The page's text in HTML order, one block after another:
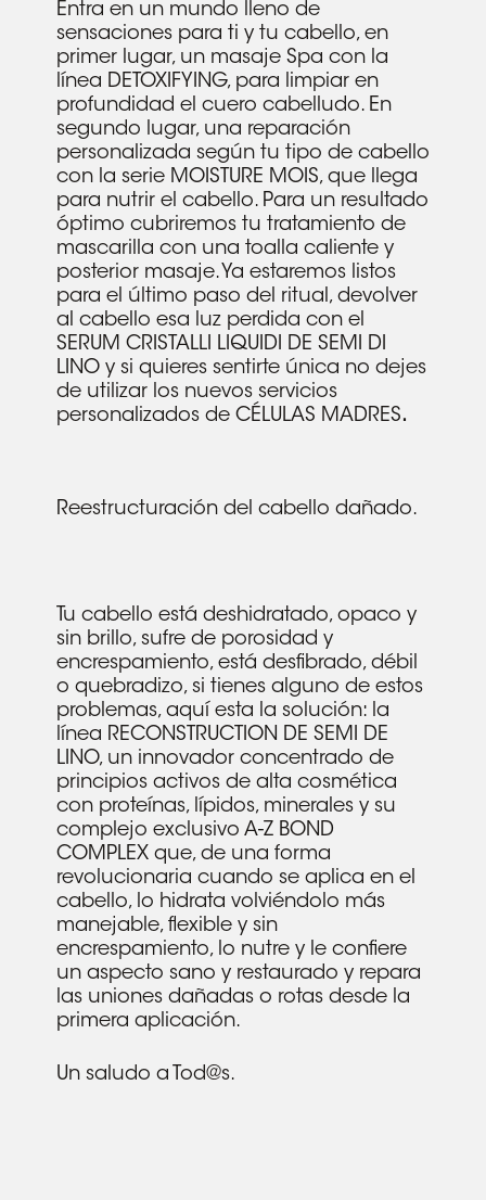
No hay productos en el carrito.
Go To Shop
Entra en un mundo lleno de
sensaciones para ti y tu cabello, en
primer lugar, un masaje Spa con la
línea DETOXIFYING, para limpiar en
profundidad el cuero cabelludo. En
segundo lugar, una reparación
personalizada según tu tipo de cabello
con la serie MOISTURE MOIS, que llega
para nutrir el cabello. Para un resultado
óptimo cubriremos tu tratamiento de
mascarilla con una toalla caliente y
posterior masaje. Ya estaremos listos
para el último paso del ritual, devolver
al cabello esa luz perdida con el
SERUM CRISTALLI LIQUIDI DE SEMI DI
LINO y si quieres sentirte única no dejes
de utilizar los nuevos servicios
personalizados de CÉLULAS MADRES.
Reestructuración del cabello dañado.
Tu cabello está deshidratado, opaco y
sin brillo, sufre de porosidad y
encrespamiento, está desfibrado, débil
o quebradizo, si tienes alguno de estos
problemas, aquí esta la solución: la
línea RECONSTRUCTION DE SEMI DE
LINO, un innovador concentrado de
principios activos de alta cosmética
con proteínas, lípidos, minerales y su
complejo exclusivo A-Z BOND
COMPLEX que, de una forma
revolucionaria cuando se aplica en el
cabello, lo hidrata volviéndolo más
manejable, flexible y sin
encrespamiento, lo nutre y le confiere
un aspecto sano y restaurado y repara
las uniones dañadas o rotas desde la
primera aplicación.
Un saludo a Tod@s.